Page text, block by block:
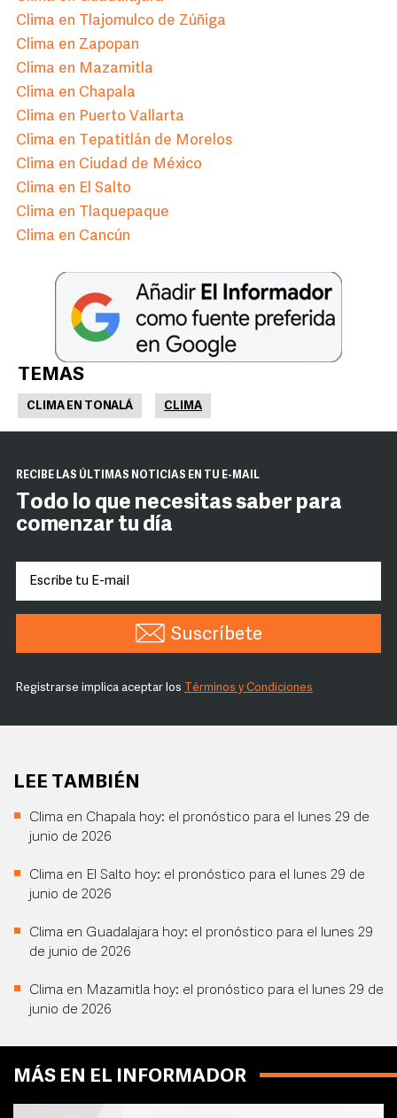
Clima en Tlajomulco de Zúñiga
Clima en Zapopan
Clima en Mazamitla
Clima en Chapala
Clima en Puerto Vallarta
Clima en Tepatitlán de Morelos
Clima en Ciudad de México
Clima en El Salto
Clima en Tlaquepaque
Clima en Cancún
TEMAS
CLIMA EN TONALÁ CLIMA
RECIBE LAS ÚLTIMAS NOTICIAS EN TU E-MAIL
Todo lo que necesitas saber para
comenzar tu día
Suscríbete
Registrarse implica aceptar los Términos y Condiciones
LEE TAMBIÉN
Clima en Chapala hoy: el pronóstico para el lunes 29 de
junio de 2026
Clima en El Salto hoy: el pronóstico para el lunes 29 de
junio de 2026
Clima en Guadalajara hoy: el pronóstico para el lunes 29
de junio de 2026
Clima en Mazamitla hoy: el pronóstico para el lunes 29 de
junio de 2026
MÁS EN EL INFORMADOR